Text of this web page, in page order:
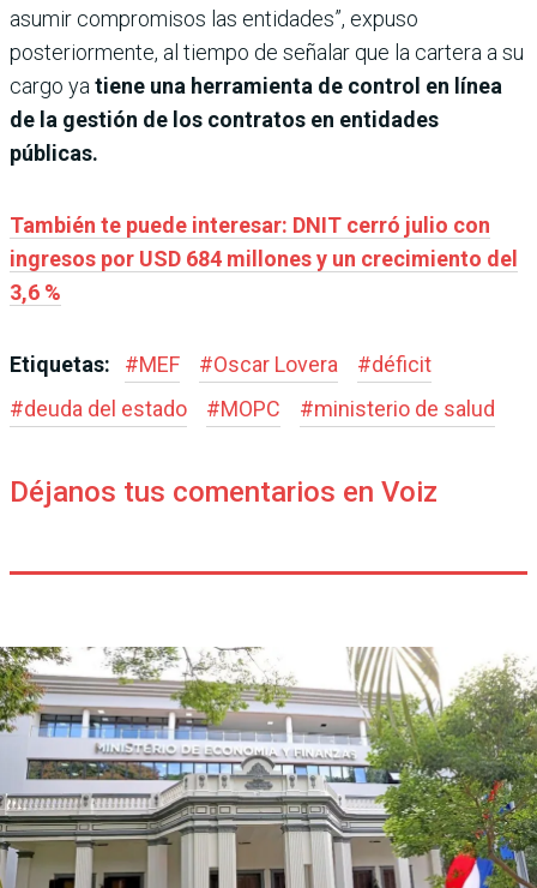
asumir compromisos las entidades”, expuso
posteriormente, al tiempo de señalar que la cartera a su
cargo ya tiene una herramienta de control en línea
de la gestión de los contratos en entidades
públicas.
También te puede interesar: DNIT cerró julio con
ingresos por USD 684 millones y un crecimiento del
3,6 %
Etiquetas: #MEF #Oscar Lovera #déficit
#deuda del estado #MOPC #ministerio de salud
Déjanos tus comentarios en Voiz